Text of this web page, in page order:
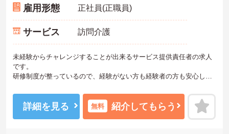
雇用形態 正社員(正職員)
サービス 訪問介護
未経験からチャレンジすることが出来るサービス提供責任者の求人
です。
研修制度が整っているので、経験がない方も経験者の方も安心して
ご興味ある方には、面接対策ポイントなど、さらに詳細をお話しい
たしますのでお気軽にご相談ください！
詳細を見る 無料 紹介してもらう